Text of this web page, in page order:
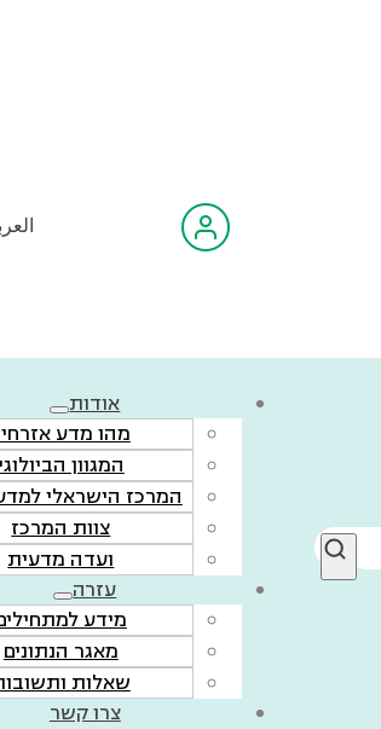
אודות
מהו מדע
המגוון
המרכז הישראלי
צוות המרכז
ועדה מדעית
עזרה
מידע
מאגר הנתונים
שאלות
צרו קשר